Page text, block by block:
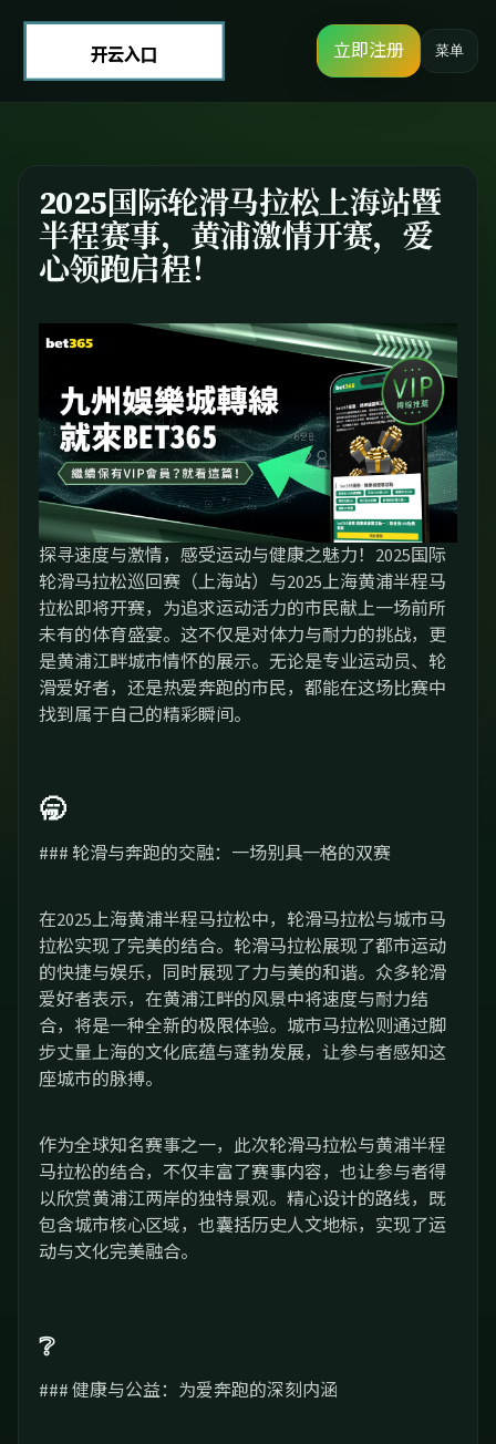
立即注册 菜单
2025国际轮滑马拉松上海站暨
半程赛事，黄浦激情开赛，爱
心领跑启程！
探寻速度与激情，感受运动与健康之魅力！2025国际
轮滑马拉松巡回赛（上海站）与2025上海黄浦半程马
拉松即将开赛，为追求运动活力的市民献上一场前所
未有的体育盛宴。这不仅是对体力与耐力的挑战，更
是黄浦江畔城市情怀的展示。无论是专业运动员、轮
滑爱好者，还是热爱奔跑的市民，都能在这场比赛中
找到属于自己的精彩瞬间。
🥱
### 轮滑与奔跑的交融：一场别具一格的双赛
在2025上海黄浦半程马拉松中，轮滑马拉松与城市马
拉松实现了完美的结合。轮滑马拉松展现了都市运动
的快捷与娱乐，同时展现了力与美的和谐。众多轮滑
爱好者表示，在黄浦江畔的风景中将速度与耐力结
合，将是一种全新的极限体验。城市马拉松则通过脚
步丈量上海的文化底蕴与蓬勃发展，让参与者感知这
座城市的脉搏。
作为全球知名赛事之一，此次轮滑马拉松与黄浦半程
马拉松的结合，不仅丰富了赛事内容，也让参与者得
以欣赏黄浦江两岸的独特景观。精心设计的路线，既
包含城市核心区域，也囊括历史人文地标，实现了运
动与文化完美融合。
❔
### 健康与公益：为爱奔跑的深刻内涵